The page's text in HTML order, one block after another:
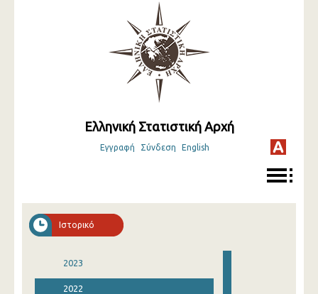
Ελληνική Στατιστική Αρχή
Εγγραφή Σύνδεση English
Ιστορικό
2023
2022